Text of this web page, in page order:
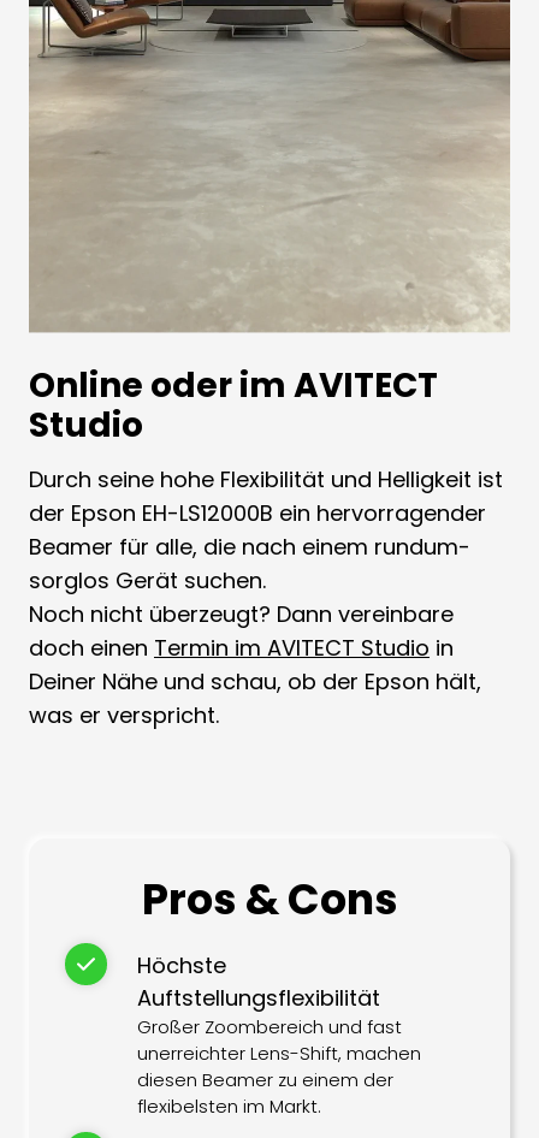
Online oder im AVITECT
Studio
Durch seine hohe Flexibilität und Helligkeit ist
der Epson EH-LS12000B ein hervorragender
Beamer für alle, die nach einem rundum-
sorglos Gerät suchen.
Noch nicht überzeugt? Dann vereinbare
doch einen Termin im AVITECT Studio in
Deiner Nähe und schau, ob der Epson hält,
was er verspricht.
Pros & Cons
Höchste
Auftstellungsflexibilität
Großer Zoombereich und fast
unerreichter Lens-Shift, machen
diesen Beamer zu einem der
flexibelsten im Markt.